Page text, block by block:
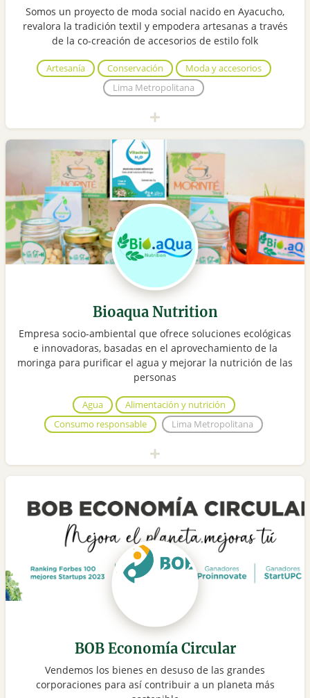
Somos un proyecto de moda social nacido en Ayacucho,
revalora la tradición textil y empodera artesanas a través
de la co-creación de accesorios de estilo folk
Artesanía Conservación
Moda y accesorios
Lima Metropolitana
Bioaqua Nutrition
Empresa socio-ambiental que ofrece soluciones ecológicas
e innovadoras, basadas en el aprovechamiento de la
moringa para purificar el agua y mejorar la nutrición de las
personas
Agua
Alimentación y nutrición
Consumo responsable
Lima Metropolitana
BOB Economía Circular
Vendemos los bienes en desuso de las grandes
corporaciones para así contribuir a un planeta más